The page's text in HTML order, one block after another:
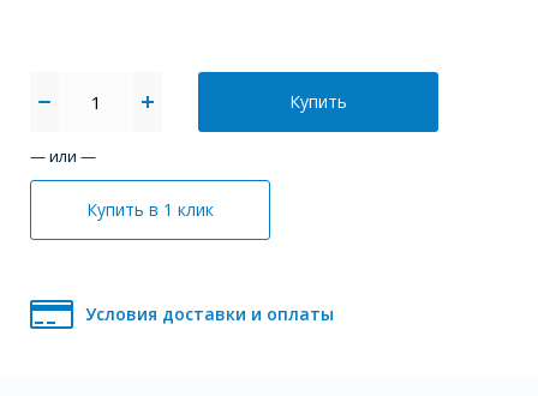
Купить
— или —
Купить в 1 клик
Условия доставки и оплаты